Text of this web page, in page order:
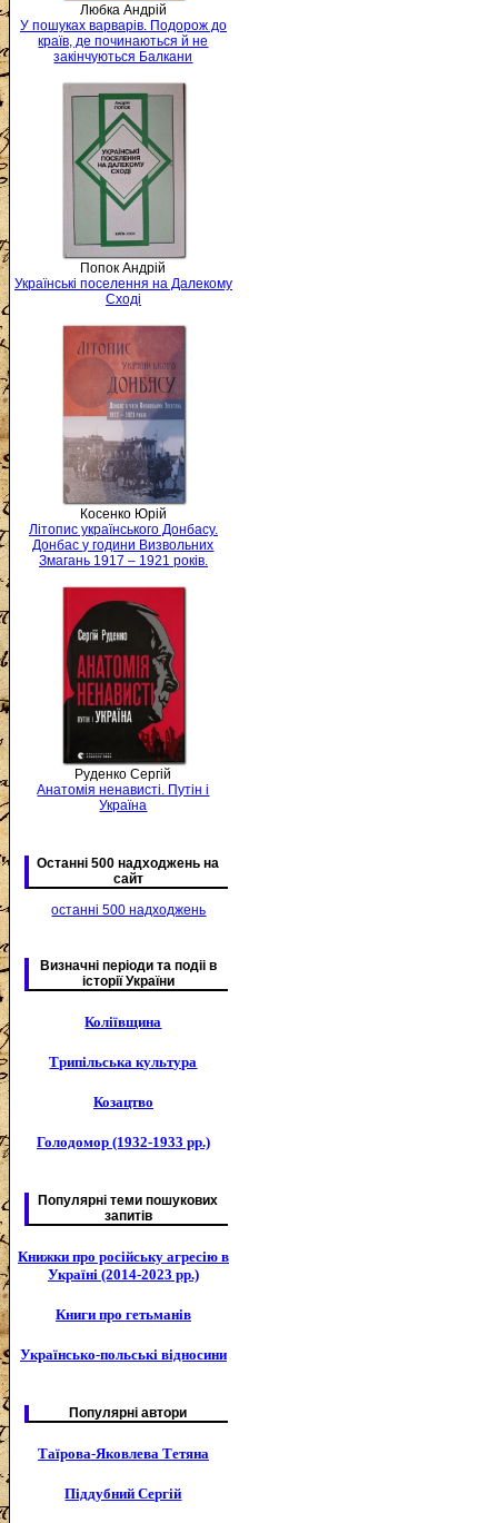
Любка Андрій
У пошуках варварів. Подорож до
країв, де починаються й не
закінчуються Балкани
Попок Андрій
Українські поселення на Далекому
Сході
Косенко Юрій
Літопис українського Донбасу.
Донбас у години Визвольних
Змагань 1917 – 1921 років.
Руденко Сергій
Анатомія ненависті. Путін і
Україна
Останні 500 надходжень на
сайт
останні 500 надходжень
Визначні періоди та подіі в
історії України
Коліївщина
Трипільська культура
Козацтво
Голодомор (1932-1933 рр.)
Популярні теми пошукових
запитів
Книжки про російську агресію в
Україні (2014-2023 рр.)
Книги про гетьманів
Українсько-польські відносини
Популярні автори
Таїрова-Яковлева Тетяна
Піддубний Сергій